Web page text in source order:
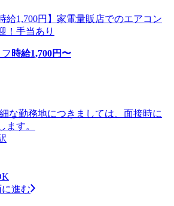
給1,700円】家電量販店でのエアコン
！手当あり
時給1,700円〜
な勤務地につきましては、面接時に
ます。
進む